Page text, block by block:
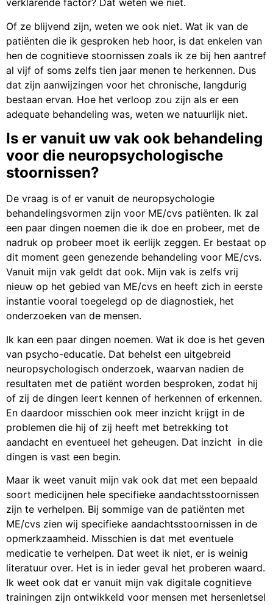
verklarende factor? Dat weten we niet.
Of ze blijvend zijn, weten we ook niet. Wat ik van de
patiënten die ik gesproken heb hoor, is dat enkelen van
hen de cognitieve stoornissen zoals ik ze bij hen aantref
al vijf of soms zelfs tien jaar menen te herkennen. Dus
dat zijn aanwijzingen voor het chronische, langdurig
bestaan ervan. Hoe het verloop zou zijn als er een
adequate behandeling was, weten we natuurlijk niet.
Is er vanuit uw vak ook behandeling
voor die neuropsychologische
stoornissen?
De vraag is of er vanuit de neuropsychologie
behandelingsvormen zijn voor ME/cvs patiënten. Ik zal
een paar dingen noemen die ik doe en probeer, met de
nadruk op probeer moet ik eerlijk zeggen. Er bestaat op
dit moment geen genezende behandeling voor ME/cvs.
Vanuit mijn vak geldt dat ook. Mijn vak is zelfs vrij
nieuw op het gebied van ME/cvs en heeft zich in eerste
instantie vooral toegelegd op de diagnostiek, het
onderzoeken van de mensen.
Ik kan een paar dingen noemen. Wat ik doe is het geven
van psycho-educatie. Dat behelst een uitgebreid
neuropsychologisch onderzoek, waarvan nadien de
resultaten met de patiënt worden besproken, zodat hij
of zij de dingen leert kennen of herkennen of erkennen.
En daardoor misschien ook meer inzicht krijgt in de
problemen die hij of zij heeft met betrekking tot
aandacht en eventueel het geheugen. Dat inzicht in die
dingen is vast een begin.
Maar ik weet vanuit mijn vak ook dat met een bepaald
soort medicijnen hele specifieke aandachtsstoornissen
zijn te verhelpen. Bij sommige van de patiënten met
ME/cvs zien wij specifieke aandachtsstoornissen in de
opmerkzaamheid. Misschien is dat met eventuele
medicatie te verhelpen. Dat weet ik niet, er is weinig
literatuur over. Het is in ieder geval het proberen waard.
Ik weet ook dat er vanuit mijn vak digitale cognitieve
trainingen zijn ontwikkeld voor mensen met hersenletsel